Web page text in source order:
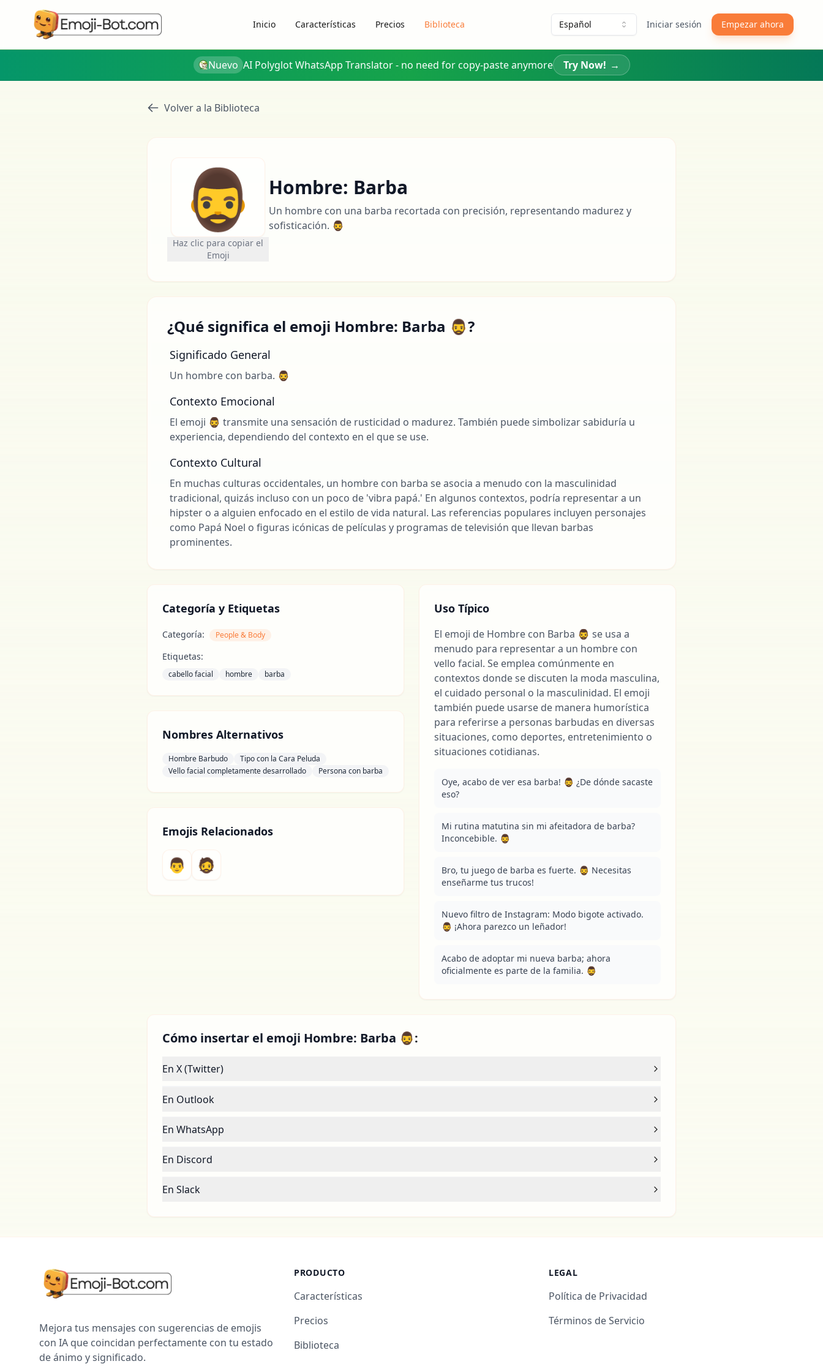
Inicio Características Precios Biblioteca Español Iniciar sesión Empezar ahora
Nuevo AI Polyglot WhatsApp Translator - no need for copy-paste anymore Try Now! →
Volver a la Biblioteca
🧔‍♂️
Haz clic para copiar el
Emoji
Hombre: Barba
Un hombre con una barba recortada con precisión, representando madurez y
sofisticación. 🧔‍♂️
¿Qué significa el emoji Hombre: Barba 🧔‍♂️?
Significado General
Un hombre con barba. 🧔‍♂️
Contexto Emocional
El emoji 🧔‍♂️ transmite una sensación de rusticidad o madurez. También puede simbolizar sabiduría u
experiencia, dependiendo del contexto en el que se use.
Contexto Cultural
En muchas culturas occidentales, un hombre con barba se asocia a menudo con la masculinidad
tradicional, quizás incluso con un poco de 'vibra papá.' En algunos contextos, podría representar a un
hipster o a alguien enfocado en el estilo de vida natural. Las referencias populares incluyen personajes
como Papá Noel o figuras icónicas de películas y programas de televisión que llevan barbas
prominentes.
Categoría y Etiquetas
Categoría: People & Body
Etiquetas:
cabello facial hombre barba
Nombres Alternativos
Hombre Barbudo
Tipo con la Cara Peluda
Vello facial completamente desarrollado
Persona con barba
Emojis Relacionados
👨 🧔
Uso Típico
El emoji de Hombre con Barba 🧔‍♂️ se usa a
menudo para representar a un hombre con
vello facial. Se emplea comúnmente en
contextos donde se discuten la moda masculina,
el cuidado personal o la masculinidad. El emoji
también puede usarse de manera humorística
para referirse a personas barbudas en diversas
situaciones, como deportes, entretenimiento o
situaciones cotidianas.
Oye, acabo de ver esa barba! 🧔‍♂️ ¿De dónde sacaste
eso?
Mi rutina matutina sin mi afeitadora de barba?
Inconcebible. 🧔‍♂️
Bro, tu juego de barba es fuerte. 🧔‍♂️ Necesitas
enseñarme tus trucos!
Nuevo filtro de Instagram: Modo bigote activado.
🧔‍♂️ ¡Ahora parezco un leñador!
Acabo de adoptar mi nueva barba; ahora
oficialmente es parte de la familia. 🧔‍♂️
Cómo insertar el emoji Hombre: Barba 🧔‍♂️:
En X (Twitter)
En Outlook
En WhatsApp
En Discord
En Slack
Mejora tus mensajes con sugerencias de emojis
con IA que coincidan perfectamente con tu estado
de ánimo y significado.
PRODUCTO
Características
Precios
Biblioteca
LEGAL
Política de Privacidad
Términos de Servicio